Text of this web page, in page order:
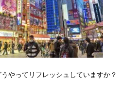
やってリフレッシュしていますか？